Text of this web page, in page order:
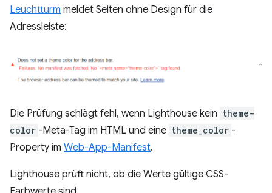
Leuchtturm meldet Seiten ohne Design für die
Adressleiste:
Die Prüfung schlägt fehl, wenn Lighthouse kein theme-
color -Meta-Tag im HTML und eine theme_color -
Property im Web-App-Manifest.
Lighthouse prüft nicht, ob die Werte gültige CSS-